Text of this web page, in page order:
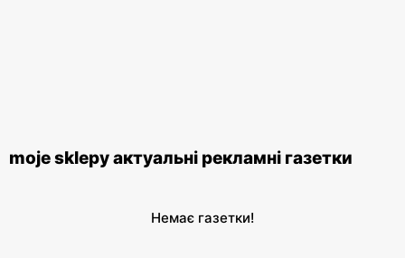
moje sklepy актуальні рекламні газетки
Немає газетки!